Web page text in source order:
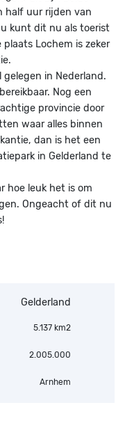
half uur rijden van
u kunt dit nu als toerist
Lochem is zeker
gelegen in Nederland.
Nog een
provincie door
waar alles binnen
dan is het een
in Gelderland te
hoe leuk het is om
Ongeacht of dit nu
Gelderland
5.137 km2
2.005.000
Arnhem